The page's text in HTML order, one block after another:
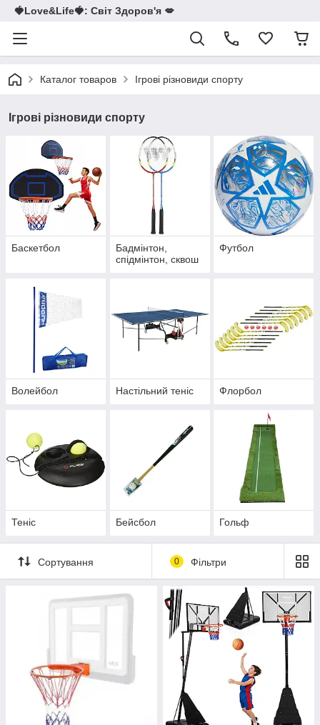
🍓Love&Life🍓: Світ Здоров'я 💋
Каталог товаров Ігрові різновиди спорту
Ігрові різновиди спорту
Баскетбол
Бадмінтон,
спідмінтон, сквош
Футбол
Волейбол Настільний теніс Флорбол
Теніс Бейсбол Гольф
Сортування 0 Фільтри